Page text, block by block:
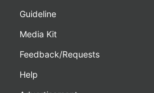
Guideline
Media Kit
Feedback/Requests
Help